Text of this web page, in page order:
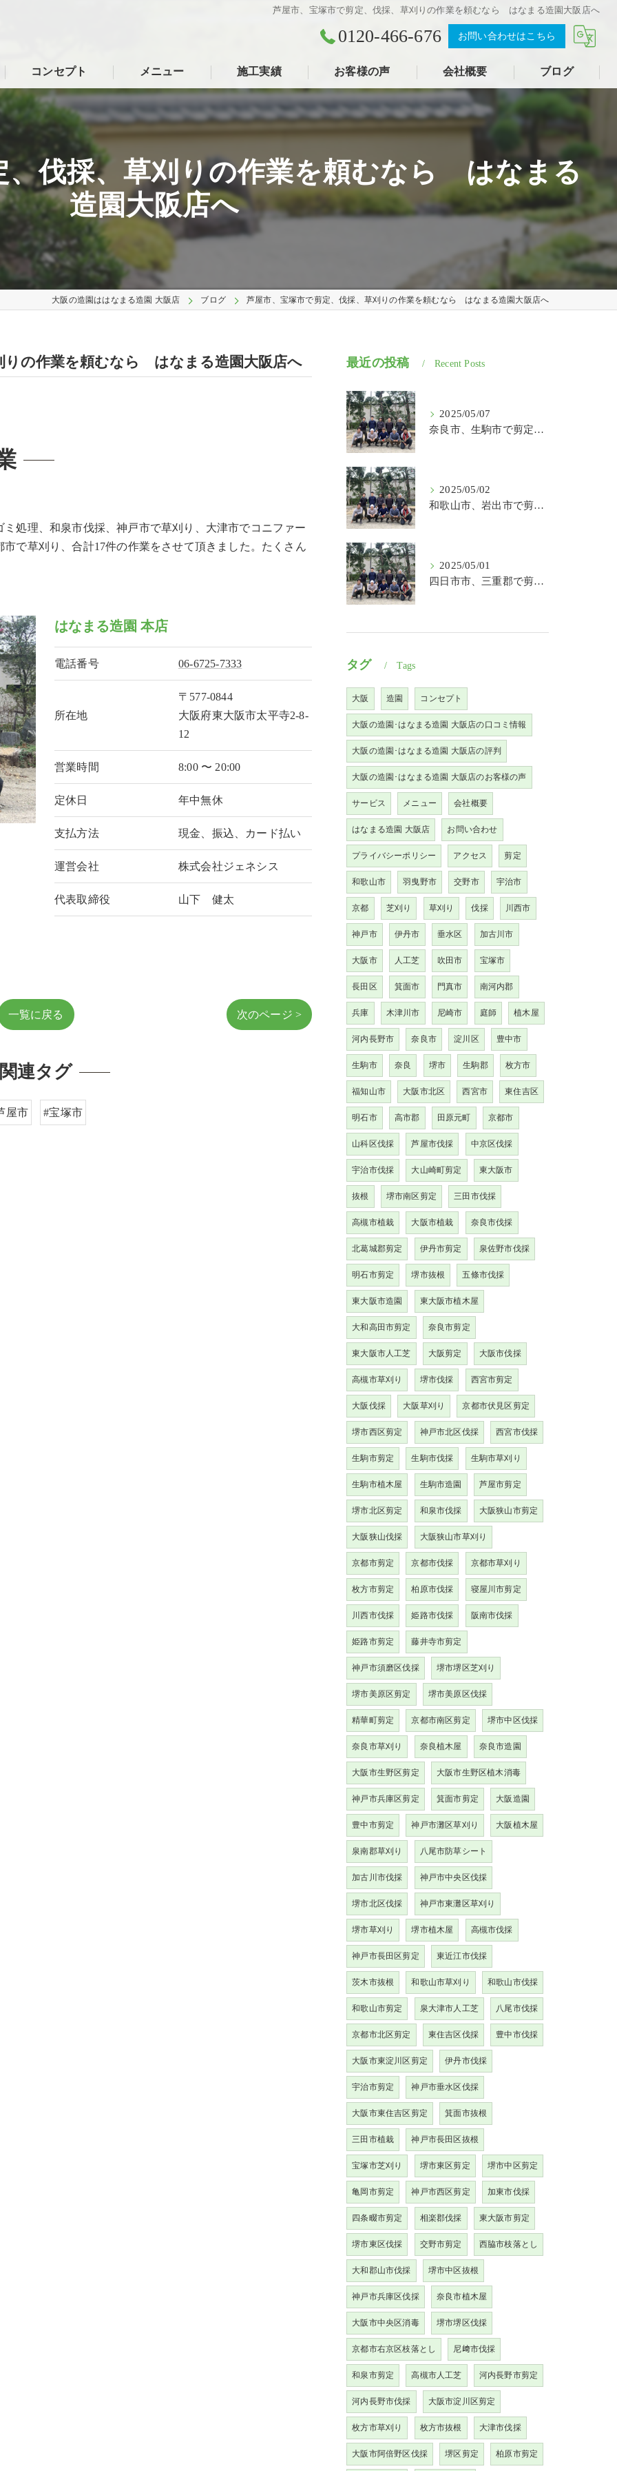
芦屋市、宝塚市で剪定、伐採、草刈りの作業を頼むなら はなまる造園大阪店へ
0120-466-676 お問い合わせはこちら
コンセプト メニュー 施工実績 お客様の声 会社概要 ブログ
、伐採、草刈りの作業を頼むなら はなまる
造園大阪店へ
大阪の造園ははなまる造園 大阪店 ブログ 芦屋市、宝塚市で剪定、伐採、草刈りの作業を頼むなら はなまる造園大阪店へ
りの作業を頼むなら はなまる造園大阪店へ
処理、和泉市伐採、神戸市で草刈り、大津市でコニファー
で草刈り、合計17件の作業をさせて頂きました。たくさん
はなまる造園 本店
電話番号 06-6725-7333
所在地
〒577-0844
大阪府東大阪市太平寺2-8-
12
営業時間 8:00 〜 20:00
定休日 年中無休
支払方法 現金、振込、カード払い
運営会社 株式会社ジェネシス
代表取締役 山下 健太
一覧に戻る 次のページ >
関連タグ
屋市 #宝塚市
最近の投稿 Recent Posts
2025/05/07
奈良市、生駒市で剪定、伐採、草刈りの作業を頼むなら はなまる造園
2025/05/02
和歌山市、岩出市で剪定、伐採、草刈りの作業を頼むなら はなまる造園
2025/05/01
四日市市、三重郡で剪定、伐採、草刈りの作業を頼むなら はなまる造園
タグ Tags
大阪 造園 コンセプト
大阪の造園･はなまる造園 大阪店の口コミ情報
大阪の造園･はなまる造園 大阪店の評判
大阪の造園･はなまる造園 大阪店のお客様の声
サービス メニュー 会社概要
はなまる造園 大阪店 お問い合わせ
プライバシーポリシー アクセス 剪定
和歌山市 羽曳野市 交野市 宇治市
京都 芝刈り 草刈り 伐採 川西市
神戸市 伊丹市 垂水区 加古川市
大阪市 人工芝 吹田市 宝塚市
長田区 箕面市 門真市 南河内郡
兵庫 木津川市 尼崎市 庭師 植木屋
河内長野市 奈良市 淀川区 豊中市
生駒市 奈良 堺市 生駒郡 枚方市
福知山市 大阪市北区 西宮市 東住吉区
明石市 高市郡 田原元町 京都市
山科区伐採 芦屋市伐採 中京区伐採
宇治市伐採 大山崎町剪定 東大阪市
抜根 堺市南区剪定 三田市伐採
高槻市植栽 大阪市植栽 奈良市伐採
北葛城郡剪定 伊丹市剪定 泉佐野市伐採
明石市剪定 堺市抜根 五條市伐採
東大阪市造園 東大阪市植木屋
大和高田市剪定 奈良市剪定
東大阪市人工芝 大阪剪定 大阪市伐採
高槻市草刈り 堺市伐採 西宮市剪定
大阪伐採 大阪草刈り 京都市伏見区剪定
堺市西区剪定 神戸市北区伐採 西宮市伐採
生駒市剪定 生駒市伐採 生駒市草刈り
生駒市植木屋 生駒市造園 芦屋市剪定
堺市北区剪定 和泉市伐採 大阪狭山市剪定
大阪狭山伐採 大阪狭山市草刈り
京都市剪定 京都市伐採 京都市草刈り
枚方市剪定 柏原市伐採 寝屋川市剪定
川西市伐採 姫路市伐採 阪南市伐採
姫路市剪定 藤井寺市剪定
神戸市須磨区伐採 堺市堺区芝刈り
堺市美原区剪定 堺市美原区伐採
精華町剪定 京都市南区剪定 堺市中区伐採
奈良市草刈り 奈良植木屋 奈良市造園
大阪市生野区剪定 大阪市生野区植木消毒
神戸市兵庫区剪定 箕面市剪定 大阪造園
豊中市剪定 神戸市灘区草刈り 大阪植木屋
泉南郡草刈り 八尾市防草シート
加古川市伐採 神戸市中央区伐採
堺市北区伐採 神戸市東灘区草刈り
堺市草刈り 堺市植木屋 高槻市伐採
神戸市長田区剪定 東近江市伐採
茨木市抜根 和歌山市草刈り 和歌山市伐採
和歌山市剪定 泉大津市人工芝 八尾市伐採
京都市北区剪定 東住吉区伐採 豊中市伐採
大阪市東淀川区剪定 伊丹市伐採
宇治市剪定 神戸市垂水区伐採
大阪市東住吉区剪定 箕面市抜根
三田市植栽 神戸市長田区抜根
宝塚市芝刈り 堺市東区剪定 堺市中区剪定
亀岡市剪定 神戸市西区剪定 加東市伐採
四条畷市剪定 相楽郡伐採 東大阪市剪定
堺市東区伐採 交野市剪定 西脇市枝落とし
大和郡山市伐採 堺市中区抜根
神戸市兵庫区伐採 奈良市植木屋
大阪市中央区消毒 堺市堺区伐採
京都市右京区枝落とし 尼﨑市伐採
和泉市剪定 高槻市人工芝 河内長野市剪定
河内長野市伐採 大阪市淀川区剪定
枚方市草刈り 枚方市抜根 大津市伐採
大阪市阿倍野区伐採 堺区剪定 柏原市剪定